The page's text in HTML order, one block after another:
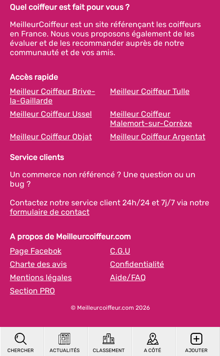
CHERCHER ACTUALITÉS CLASSEMENT A CÔTÉ AJOUTER
Quel coiffeur est fait pour vous ?
MeilleurCoiffeur est un site référençant les coiffeurs
en France. Nous vous proposons également de les
évaluer et de les recommander auprès de notre
communauté et de vos amis.
Accès rapide
Meilleur Coiffeur Brive-
la-Gaillarde
Meilleur Coiffeur Tulle
Meilleur Coiffeur Ussel
Meilleur Coiffeur
Malemort-sur-Corrèze
Meilleur Coiffeur Objat
Meilleur Coiffeur Argentat
Service clients
Un commerce non référencé ? Une question ou un
bug ?
Contactez notre service client 24h/24 et 7j/7 via notre
formulaire de contact
A propos de Meilleurcoiffeur.com
Page Facebok
C.G.U
Charte des avis
Confidentialité
Mentions légales
Aide/FAQ
Section PRO
© Meilleurcoiffeur.com 2026